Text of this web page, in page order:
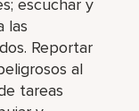
escuchar y
las
Reportar
al
tareas